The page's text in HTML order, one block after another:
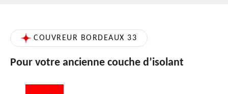
COUVREUR BORDEAUX 33
Pour votre ancienne couche d’isolant